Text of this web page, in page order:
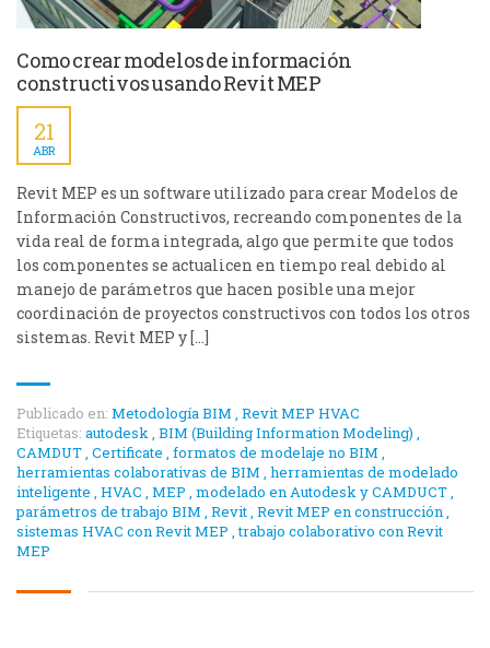
Como crear modelos de información
constructivos usando Revit MEP
21
ABR
Revit MEP es un software utilizado para crear Modelos de
Información Constructivos, recreando componentes de la
vida real de forma integrada, algo que permite que todos
los componentes se actualicen en tiempo real debido al
manejo de parámetros que hacen posible una mejor
coordinación de proyectos constructivos con todos los otros
sistemas. Revit MEP y […]
Publicado en: Metodología BIM Revit MEP HVAC
Etiquetas: autodesk BIM (Building Information Modeling)
CAMDUT Certificate formatos de modelaje no BIM
herramientas colaborativas de BIM herramientas de modelado
inteligente HVAC MEP modelado en Autodesk y CAMDUCT
parámetros de trabajo BIM Revit Revit MEP en construcción
sistemas HVAC con Revit MEP trabajo colaborativo con Revit
MEP